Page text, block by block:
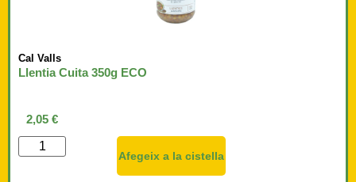
Cal Valls
Llentia Cuita 350g ECO
2,05 €
Afegeix a la cistella